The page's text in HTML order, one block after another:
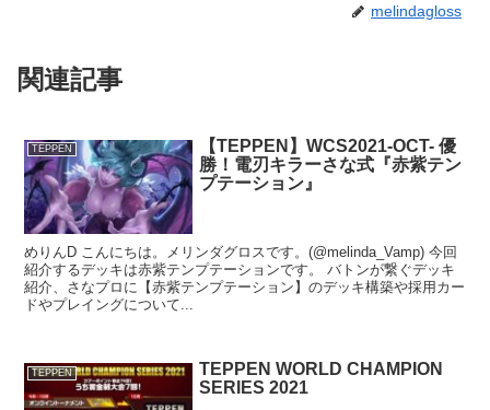
melindagloss
関連記事
TEPPEN
【TEPPEN】WCS2021-OCT- 優
勝！電刃キラーさな式『赤紫テン
プテーション』
めりんD こんにちは。メリンダグロスです。(@melinda_Vamp) 今回
紹介するデッキは赤紫テンプテーションです。 バトンが繋ぐデッキ
紹介、さなプロに【赤紫テンプテーション】のデッキ構築や採用カー
ドやプレイングについて...
TEPPEN
TEPPEN WORLD CHAMPION
SERIES 2021